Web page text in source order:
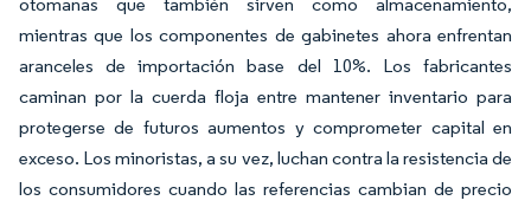
mientras que los componentes de gabinetes ahora enfrentan
aranceles de importación base del 10%. Los fabricantes
caminan por la cuerda floja entre mantener inventario para
protegerse de futuros aumentos y comprometer capital en
exceso. Los minoristas, a su vez, luchan contra la resistencia de
los consumidores cuando las referencias cambian de precio